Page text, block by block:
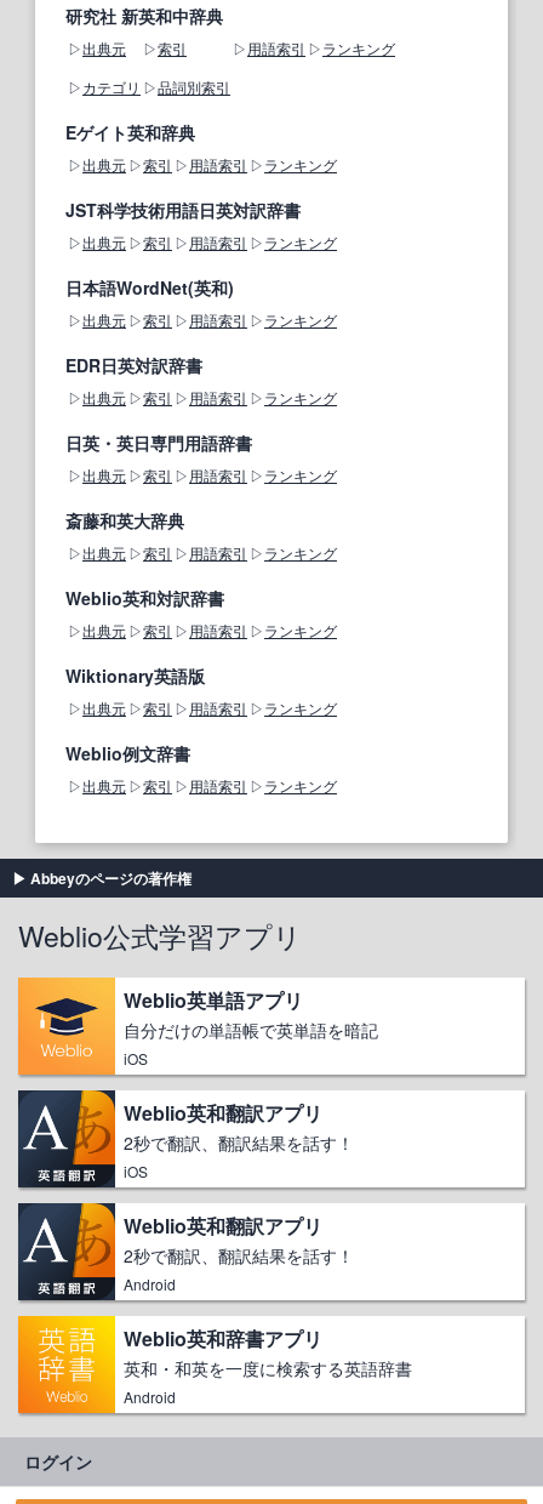
研究社 新英和中辞典
出典元 索引 用語索引
ランキング
カテゴリ
品詞別索引
Eゲイト英和辞典
出典元 索引 用語索引 ランキング
JST科学技術用語日英対訳辞書
出典元 索引 用語索引 ランキング
日本語WordNet(英和)
出典元 索引 用語索引 ランキング
EDR日英対訳辞書
出典元 索引 用語索引 ランキング
日英・英日専門用語辞書
出典元 索引 用語索引 ランキング
斎藤和英大辞典
出典元 索引 用語索引 ランキング
Weblio英和対訳辞書
出典元 索引 用語索引 ランキング
Wiktionary英語版
出典元 索引 用語索引 ランキング
Weblio例文辞書
出典元 索引 用語索引 ランキング
Abbeyのページの著作権
Weblio公式学習アプリ
Weblio英単語アプリ
自分だけの単語帳で英単語を暗記
iOS
Weblio英和翻訳アプリ
2秒で翻訳、翻訳結果を話す！
iOS
Weblio英和翻訳アプリ
2秒で翻訳、翻訳結果を話す！
Android
Weblio英和辞書アプリ
英和・和英を一度に検索する英語辞書
Android
ログイン